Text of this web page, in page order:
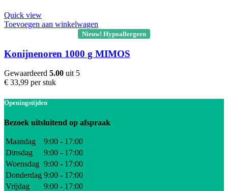
Quick view
Toevoegen aan winkelwagen
Nieuw! Hypoallergeen
Konijnenoren 1000 g MIMOS
Gewaardeerd 5.00 uit 5
€ 33,99 per stuk
Openingstijden
Bezoek uitsluitend op afspraak
Maandag
9:00 - 17:00
Dinsdag
9:00 - 17:00
Woensdag 9:00 - 17:00
Donderdag 9:00 - 17:00
Vrijdag
9:00 - 17:00